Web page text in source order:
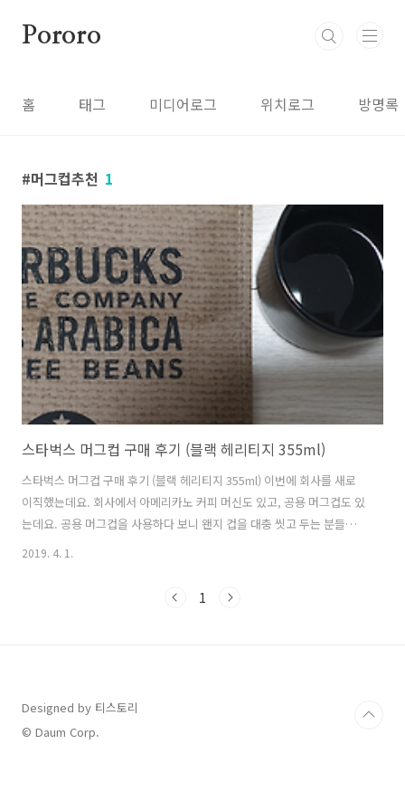
Pororo
홈 태그 미디어로그 위치로그 방명록
머그컵추천 1
스타벅스 머그컵 구매 후기 (블랙 헤리티지 355ml)
스타벅스 머그컵 구매 후기 (블랙 헤리티지 355ml) 이번에 회사를 새로
이직했는데요. 회사에서 아메리카노 커피 머신도 있고, 공용 머그컵도 있
는데요. 공용 머그컵을 사용하다 보니 왠지 컵을 대충 씻고 두는 분들이
많을것 같다고 생각하니 차라리 내 전용 머그컵을 구매하는게 낫겠다는
분들도 공용컵이니 대충 씻을거라는 생각을 하게 되더군요. 그래서 어떤
2019. 4. 1.
1
Designed by 티스토리
© Daum Corp.